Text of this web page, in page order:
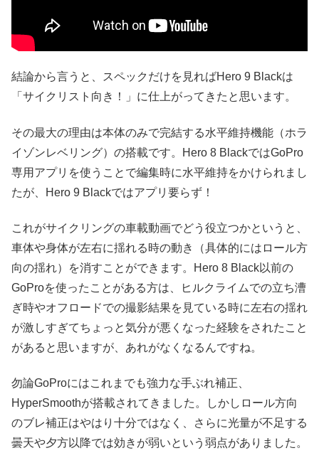
結論から言うと、スペックだけを見ればHero 9 Blackは
「サイクリスト向き！」に仕上がってきたと思います。
その最大の理由は本体のみで完結する水平維持機能（ホラ
イゾンレベリング）の搭載です。Hero 8 BlackではGoPro
専用アプリを使うことで編集時に水平維持をかけられまし
たが、Hero 9 Blackではアプリ要らず！
これがサイクリングの車載動画でどう役立つかというと、
車体や身体が左右に揺れる時の動き（具体的にはロール方
向の揺れ）を消すことができます。Hero 8 Black以前の
GoProを使ったことがある方は、ヒルクライムでの立ち漕
ぎ時やオフロードでの撮影結果を見ている時に左右の揺れ
が激しすぎてちょっと気分が悪くなった経験をされたこと
があると思いますが、あれがなくなるんですね。
勿論GoProにはこれまでも強力な手ぶれ補正、
HyperSmoothが搭載されてきました。しかしロール方向
のブレ補正はやはり十分ではなく、さらに光量が不足する
曇天や夕方以降では効きが弱いという弱点がありました。